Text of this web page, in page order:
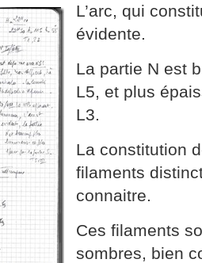
L’arc, qui
évidente.
La partie N est
L5, et plus
L3.
La constitution
filaments
connaitre.
Ces filaments
sombres, bien